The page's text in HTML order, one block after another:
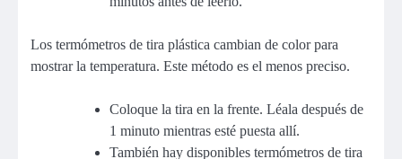
Los termómetros de tira plástica cambian de color para
mostrar la temperatura. Este método es el menos preciso.
Coloque la tira en la frente. Léala después de
1 minuto mientras esté puesta allí.
También hay disponibles termómetros de tira